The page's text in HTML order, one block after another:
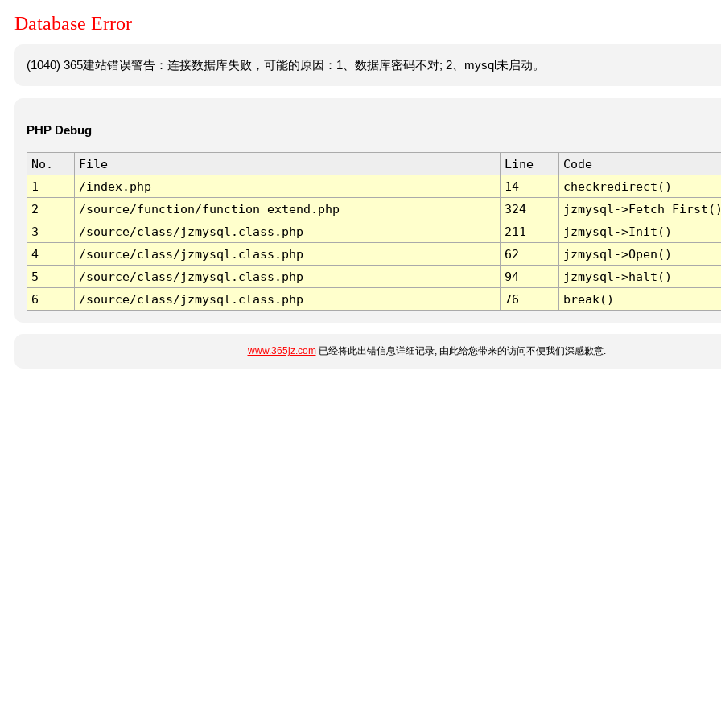
Database Error
(1040) 365建站错误警告：连接数据库失败，可能的原因：1、数据库密码不对; 2、mysql未启动。
PHP Debug
No. File Line
Code
1
/index.php 14
checkredirect()
2
/source/function/function_extend.php 324
jzmysql-
3
/source/class/jzmysql.class.php 211
jzmysql->Init()
4
/source/class/jzmysql.class.php 62
jzmysql->Open()
5
/source/class/jzmysql.class.php 94
jzmysql->halt()
6
/source/class/jzmysql.class.php 76 break()
www.365jz.com已经将此出错信息详细记录, 由此给您带来的访问不便我们深感歉意.